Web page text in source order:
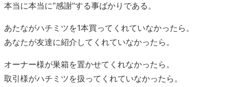
本当に本当に”感謝”する事ばかりである。
あたながハチミツを1本買ってくれていなかったら。
あなたが友達に紹介してくれていなかったら。
オーナー様が巣箱を置かせてくれなかったら。
取引様がハチミツを扱ってくれていなかったら。